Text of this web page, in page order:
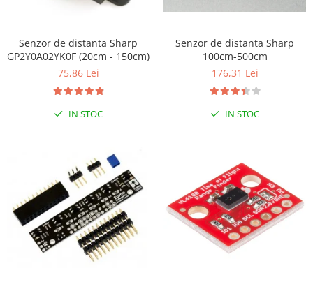
Adaptoare si convertoare
Convertor USB la serial
Datalogger
LCD
Module
Multiplexor
Senzor de distanta Sharp
GP2Y0A02YK0F (20cm - 150cm)
75,86 Lei
IN STOC
Senzor de distanta Sharp
100cm-500cm
176,31 Lei
IN STOC